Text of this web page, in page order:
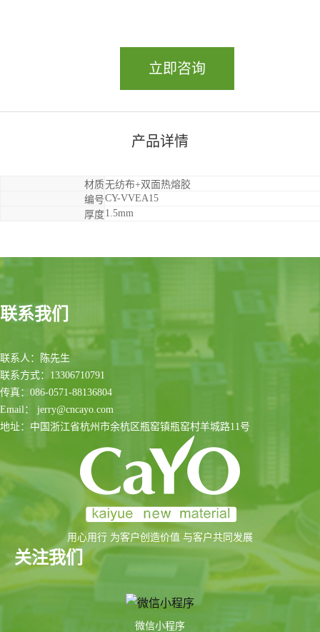
立即咨询
产品详情
材质无纺布+双面热熔胶
编号CY-VVEA15
厚度1.5mm
联系我们
联系人：陈先生
联系方式：13306710791
传真：086-0571-88136804
Email： jerry@cncayo.com
地址：中国浙江省杭州市余杭区瓶窑镇瓶窑村羊城路11号
用心用行 为客户创造价值 与客户共同发展
关注我们
微信小程序